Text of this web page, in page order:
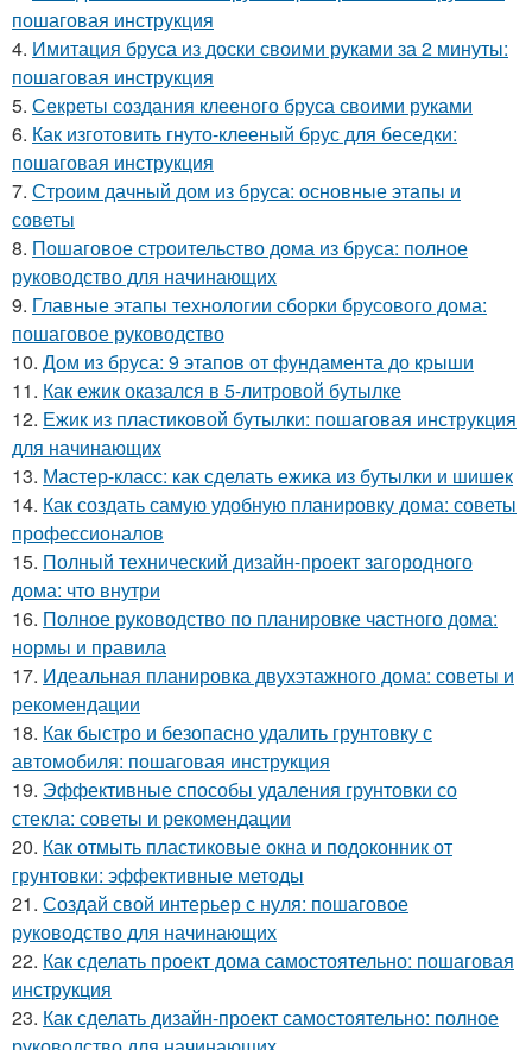
пошаговая инструкция
4. Имитация бруса из доски своими руками за 2 минуты:
пошаговая инструкция
5. Секреты создания клееного бруса своими руками
6. Как изготовить гнуто-клееный брус для беседки:
пошаговая инструкция
7. Строим дачный дом из бруса: основные этапы и
советы
8. Пошаговое строительство дома из бруса: полное
руководство для начинающих
9. Главные этапы технологии сборки брусового дома:
пошаговое руководство
10. Дом из бруса: 9 этапов от фундамента до крыши
11. Как ежик оказался в 5-литровой бутылке
12. Ежик из пластиковой бутылки: пошаговая инструкция
для начинающих
13. Мастер-класс: как сделать ежика из бутылки и шишек
14. Как создать самую удобную планировку дома: советы
профессионалов
15. Полный технический дизайн-проект загородного
дома: что внутри
16. Полное руководство по планировке частного дома:
нормы и правила
17. Идеальная планировка двухэтажного дома: советы и
рекомендации
18. Как быстро и безопасно удалить грунтовку с
автомобиля: пошаговая инструкция
19. Эффективные способы удаления грунтовки со
стекла: советы и рекомендации
20. Как отмыть пластиковые окна и подоконник от
грунтовки: эффективные методы
21. Создай свой интерьер с нуля: пошаговое
руководство для начинающих
22. Как сделать проект дома самостоятельно: пошаговая
инструкция
23. Как сделать дизайн-проект самостоятельно: полное